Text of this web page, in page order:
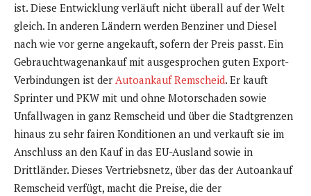
ist. Diese Entwicklung verläuft nicht überall auf der Welt
gleich. In anderen Ländern werden Benziner und Diesel
nach wie vor gerne angekauft, sofern der Preis passt. Ein
Gebrauchtwagenankauf mit ausgesprochen guten Export-
Verbindungen ist der Autoankauf Remscheid. Er kauft
Sprinter und PKW mit und ohne Motorschaden sowie
Unfallwagen in ganz Remscheid und über die Stadtgrenzen
hinaus zu sehr fairen Konditionen an und verkauft sie im
Anschluss an den Kauf in das EU-Ausland sowie in
Drittländer. Dieses Vertriebsnetz, über das der Autoankauf
Remscheid verfügt, macht die Preise, die der